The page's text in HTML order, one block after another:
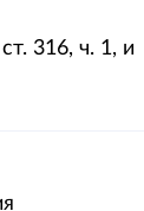
316, ч. 1, и